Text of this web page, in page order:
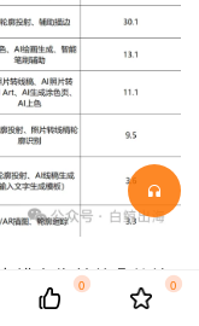
排名 靠前的几款绘
成后流水 | 数据来
0 0